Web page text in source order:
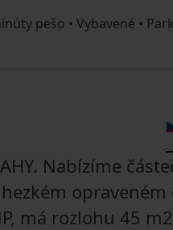
pešo • Vybavené •
Nabízíme
opraveném
má rozlohu 45